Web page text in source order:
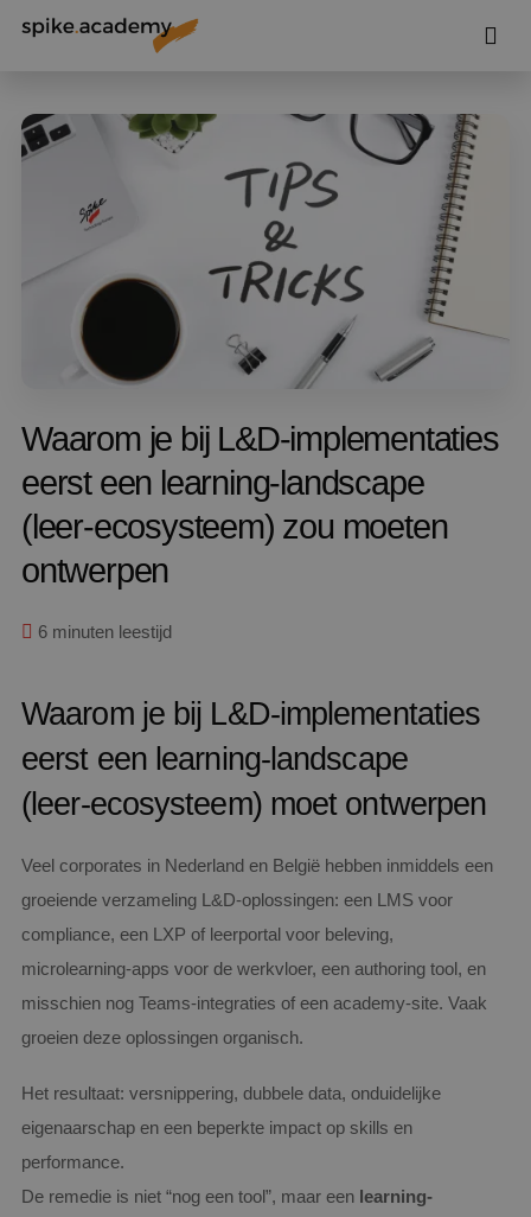
Waarom je bij L&D-implementaties
eerst een learning-landscape
(leer‑ecosysteem) zou moeten
ontwerpen
6 minuten leestijd
Waarom je bij L&D-implementaties
eerst een learning-landscape
(leer‑ecosysteem) moet ontwerpen
Veel corporates in Nederland en België hebben inmiddels een
groeiende verzameling L&D‑oplossingen: een LMS voor
compliance, een LXP of leerportal voor beleving,
microlearning‑apps voor de werkvloer, een authoring tool, en
misschien nog Teams‑integraties of een academy‑site. Vaak
groeien deze oplossingen organisch.
Het resultaat: versnippering, dubbele data, onduidelijke
eigenaarschap en een beperkte impact op skills en
performance.
De remedie is niet “nog een tool”, maar een learning-